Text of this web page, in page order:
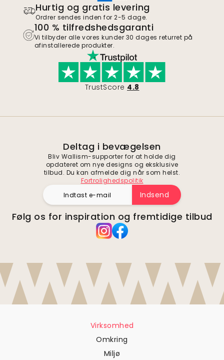
Hurtig og gratis levering
Ordrer sendes inden for 2-5 dage.
100 % tilfredshedsgaranti
Vi tilbyder alle vores kunder 30 dages returret på
afinstallerede produkter.
TrustScore 4.8
Deltag i bevægelsen
Bliv Wallism-supporter for at holde dig
opdateret om nye designs og eksklusive
tilbud. Du kan afmelde dig når som helst.
Fortrolighedspolitik
Indsend
Følg os for inspiration og fremtidige tilbud
Virksomhed
Omkring
Miljø